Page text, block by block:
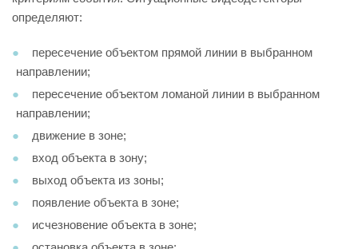
определяют:
пересечение объектом прямой линии в выбранном
направлении;
пересечение объектом ломаной линии в выбранном
направлении;
движение в зоне;
вход объекта в зону;
выход объекта из зоны;
появление объекта в зоне;
исчезновение объекта в зоне;